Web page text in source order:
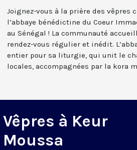
Joignez-vous à la prière des vêpres
l’abbaye bénédictine du Coeur
au Sénégal ! La communauté
rendez-vous régulier et inédit.
entier pour sa liturgie, qui unit le
locales, accompagnées par la kora
Vêpres à Keur
Moussa